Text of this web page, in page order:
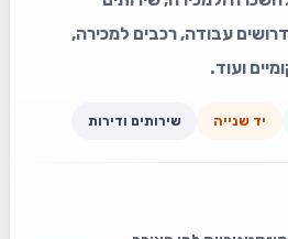
עבודה, רכבים למכירה,
ועוד.
יד שנייה שירותים ודירות